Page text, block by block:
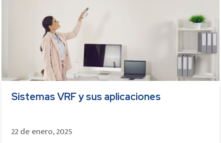
Sistemas VRF y sus aplicaciones
22 de enero, 2025